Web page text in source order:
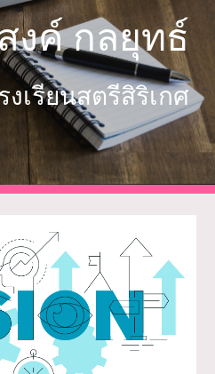
งค์ กลยุทธ์
งเรียนสตรีสิริเกศ